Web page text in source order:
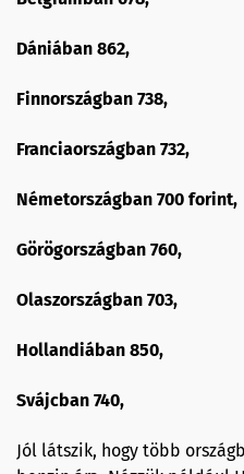
Dániában 862,
Finnországban 738,
Franciaországban 732,
Németországban 700 forint,
Görögországban 760,
Olaszországban 703,
Hollandiában 850,
Svájcban 740,
Jól látszik, hogy több